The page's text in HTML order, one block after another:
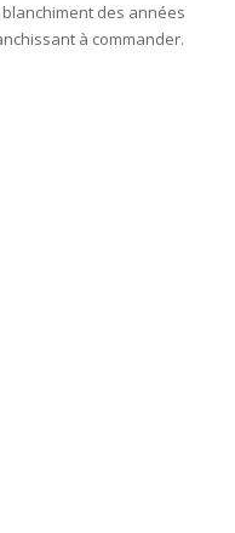
des années
à commander.